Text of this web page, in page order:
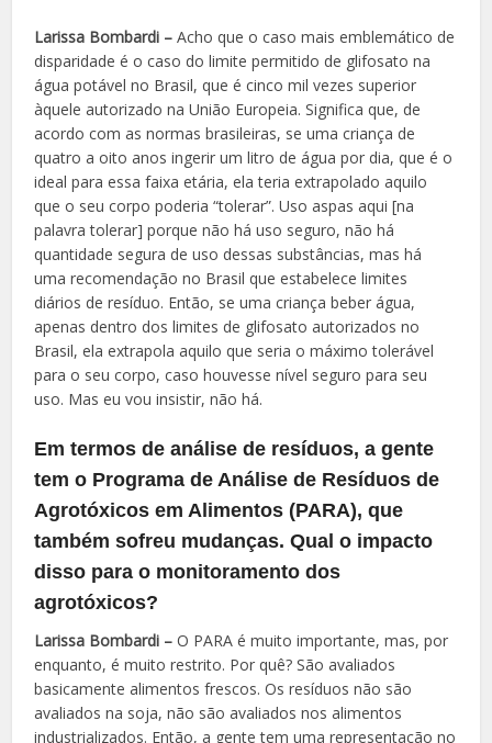
Larissa Bombardi –Acho que o caso mais emblemático de
disparidade é o caso do limite permitido de glifosato na
água potável no Brasil, que é cinco mil vezes superior
àquele autorizado na União Europeia. Significa que, de
acordo com as normas brasileiras, se uma criança de
quatro a oito anos ingerir um litro de água por dia, que é o
ideal para essa faixa etária, ela teria extrapolado aquilo
que o seu corpo poderia “tolerar”. Uso aspas aqui [na
palavra tolerar] porque não há uso seguro, não há
quantidade segura de uso dessas substâncias, mas há
uma recomendação no Brasil que estabelece limites
diários de resíduo. Então, se uma criança beber água,
apenas dentro dos limites de glifosato autorizados no
Brasil, ela extrapola aquilo que seria o máximo tolerável
para o seu corpo, caso houvesse nível seguro para seu
uso. Mas eu vou insistir, não há.
Em termos de análise de resíduos, a gente
tem o Programa de Análise de Resíduos de
Agrotóxicos em Alimentos (PARA), que
também sofreu mudanças. Qual o impacto
disso para o monitoramento dos
agrotóxicos?
Larissa Bombardi – O PARA é muito importante, mas, por
enquanto, é muito restrito. Por quê? São avaliados
basicamente alimentos frescos. Os resíduos não são
avaliados na soja, não são avaliados nos alimentos
industrializados. Então, a gente tem uma representação no